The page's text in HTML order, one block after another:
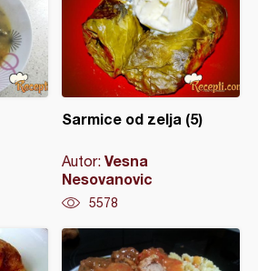
Sarmice od zelja (5)
Autor: Vesna
Nesovanovic
5578